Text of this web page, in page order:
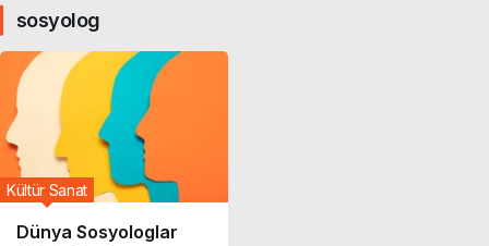
sosyolog
Dünya Sosyologlar
Kültür Sanat